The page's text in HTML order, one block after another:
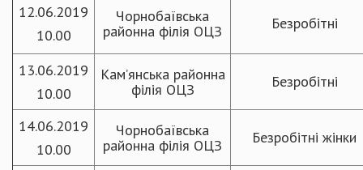
12.06.2019
10.00
Чорнобаївська
районна філія ОЦЗ
Безробітні
13.06.2019
10.00
Кам’янська районна
філія ОЦЗ
Безробітні
14.06.2019
10.00
Чорнобаївська
районна філія ОЦЗ
Безробітні жінки